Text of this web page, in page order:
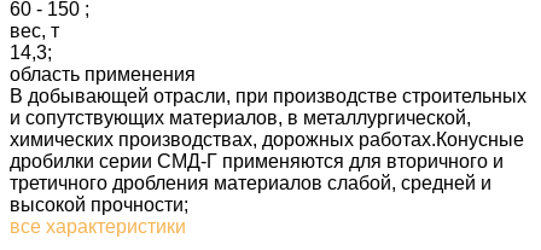
60 - 150 ;
вес, т
14,3;
область применения
В добывающей отрасли, при производстве строительных
и сопутствующих материалов, в металлургической,
химических производствах, дорожных работах.Конусные
дробилки серии СМД-Г применяются для вторичного и
третичного дробления материалов слабой, средней и
высокой прочности;
все характеристики